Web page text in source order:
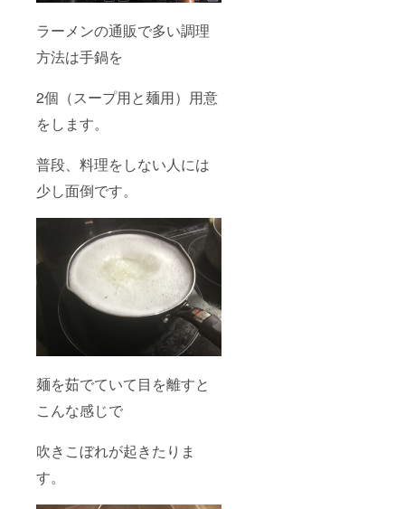
ラーメンの通販で多い調理
方法は手鍋を
2個（スープ用と麺用）用意
をします。
普段、料理をしない人には
少し面倒です。
麺を茹でていて目を離すと
こんな感じで
吹きこぼれが起きたりま
す。